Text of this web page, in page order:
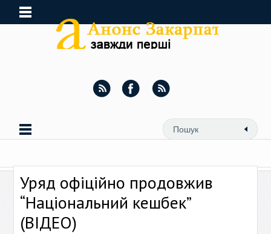
Уряд офіційно продовжив
“Національний кешбек”
(ВІДЕО)